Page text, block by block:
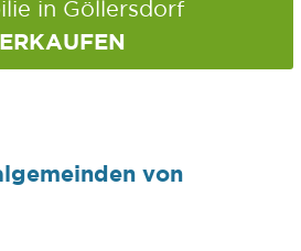
in Göllersdorf
von